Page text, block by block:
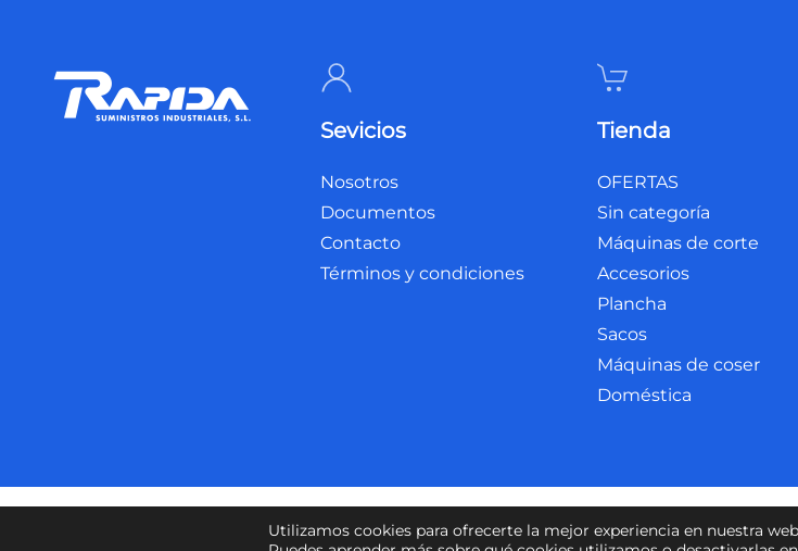
Sevicios
Nosotros
Documentos
Contacto
Términos y condiciones
Tienda
OFERTAS
Sin categoría
Máquinas de corte
Accesorios
Plancha
Sacos
Máquinas de coser
Doméstica
Política de cookies Aviso legal Accesibilidad
Utilizamos cookies para ofrecerte la mejor experiencia en nuestra